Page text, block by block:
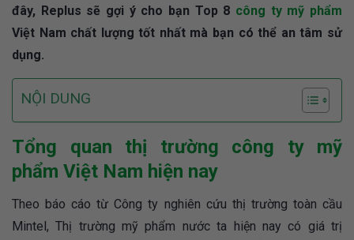
đây, Replus sẽ gợi ý cho bạn Top 8 công ty mỹ phẩm
Việt Nam chất lượng tốt nhất mà bạn có thể an tâm sử
dụng.
NỘI DUNG
Tổng quan thị trường công ty mỹ
phẩm Việt Nam hiện nay
Theo báo cáo từ Công ty nghiên cứu thị trường toàn cầu
Mintel, Thị trường mỹ phẩm nước ta hiện nay có giá trị